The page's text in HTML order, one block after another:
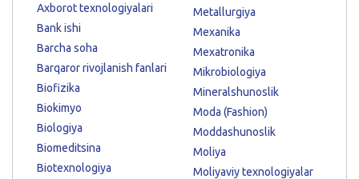
Axborot texnologiyalari
Bank ishi
Barcha soha
Barqaror rivojlanish fanlari
Biofizika
Biokimyo
Biologiya
Biomeditsina
Biotexnologiya
Metallurgiya
Mexanika
Mexatronika
Mikrobiologiya
Mineralshunoslik
Moda (Fashion)
Moddashunoslik
Moliya
Moliyaviy texnologiyalar